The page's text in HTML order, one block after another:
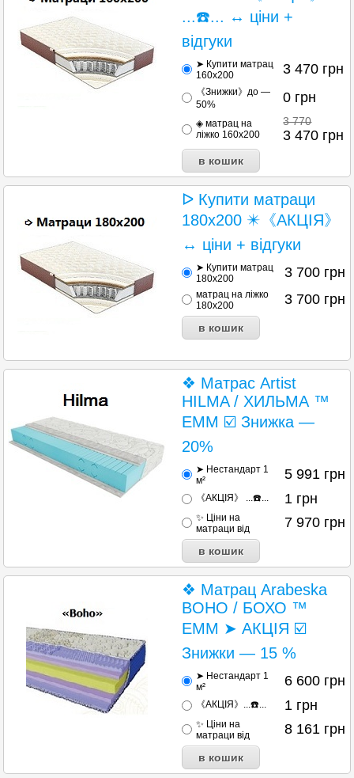
...☎️... ↔ ціни +
відгуки
➤ Купити матрац
160х200
3 470 грн
《Знижки》до —
50%
0 грн
◈ матрац на
ліжко 160х200
3 770
3 470 грн
ᐅ Купити матраци
180х200 ✴️《АКЦІЯ》
↔ ціни + відгуки
➤ Купити матрац
180х200
3 700 грн
матрац на ліжко
180х200
3 700 грн
❖ Матрас Artist
HILMA / ХИЛЬМА ™
ЕММ ☑️ Знижка —
20%
➤ Нестандарт 1
м²
5 991 грн
《АКЦІЯ》 ...☎️... 1 грн
✨ Ціни на
матраци від
7 970 грн
❖ Матрац Arabeska
BOHO / БОХО ™
ЕММ ➤ АКЦІЯ ☑️
Знижки — 15 %
➤ Нестандарт 1
м²
6 600 грн
《АКЦІЯ》...☎️... 1 грн
✨ Ціни на
матраци від
8 161 грн